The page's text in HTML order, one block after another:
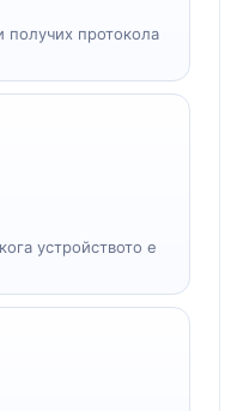
получих протокола
устройството е